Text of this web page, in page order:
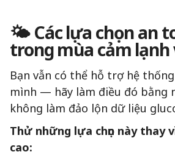
🌤 Các lựa chọn an
trong mùa cảm lạnh
Bạn vẫn có thể hỗ trợ hệ
mình — hãy làm điều đó bằng
không làm đảo lộn dữ liệu
Thử những lựa chọn này thay
cao: